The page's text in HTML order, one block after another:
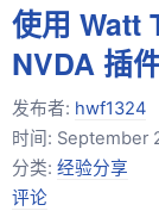
使用 Watt
NVDA 插
发布者: hwf1324
时间: September
分类: 经验分享
评论